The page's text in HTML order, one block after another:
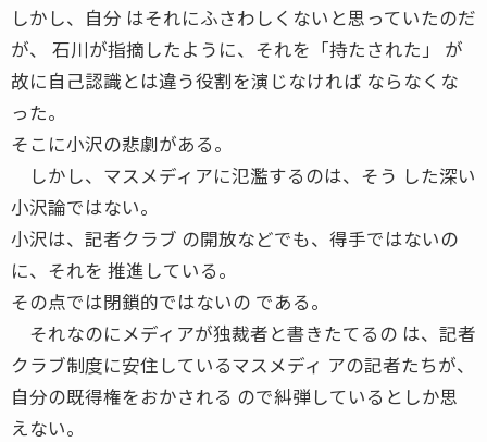
しかし、自分 はそれにふさわしくないと思っていたのだ
が、 石川が指摘したように、それを「持たされた」 が
故に自己認識とは違う役割を演じなければ ならなくな
った。
そこに小沢の悲劇がある。
しかし、マスメディアに氾濫するのは、そう した深い
小沢論ではない。
小沢は、記者クラブ の開放などでも、得手ではないの
に、それを 推進している。
その点では閉鎖的ではないの である。
それなのにメディアが独裁者と書きたてるの は、記者
クラブ制度に安住しているマスメディ アの記者たちが、
自分の既得権をおかされる ので糾弾しているとしか思
えない。